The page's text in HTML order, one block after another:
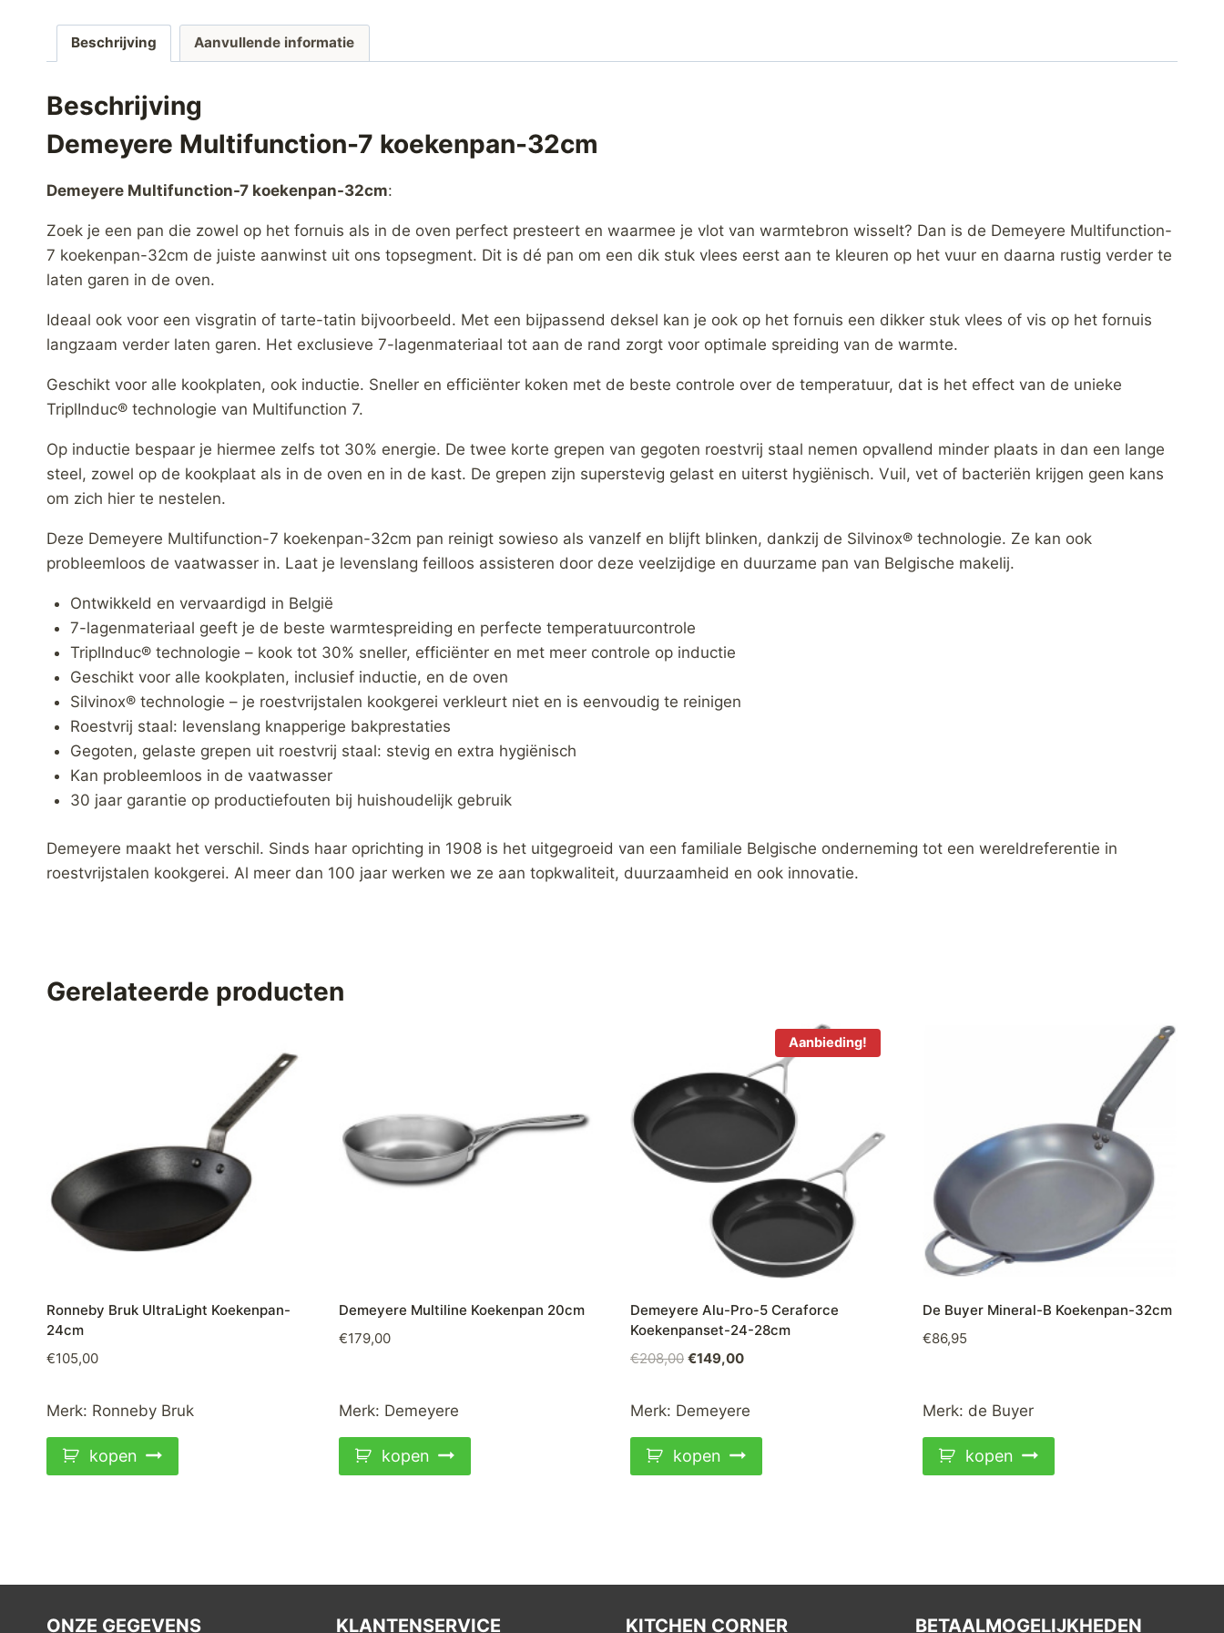
Beschrijving Aanvullende informatie
Beschrijving
Demeyere Multifunction-7 koekenpan-32cm
Demeyere Multifunction-7 koekenpan-32cm:
Zoek je een pan die zowel op het fornuis als in de oven perfect presteert en waarmee je vlot van warmtebron wisselt? Dan is de Demeyere Multifunction-
7 koekenpan-32cm de juiste aanwinst uit ons topsegment. Dit is dé pan om een dik stuk vlees eerst aan te kleuren op het vuur en daarna rustig verder te
laten garen in de oven.
Ideaal ook voor een visgratin of tarte-tatin bijvoorbeeld. Met een bijpassend deksel kan je ook op het fornuis een dikker stuk vlees of vis op het fornuis
langzaam verder laten garen. Het exclusieve 7-lagenmateriaal tot aan de rand zorgt voor optimale spreiding van de warmte.
Geschikt voor alle kookplaten, ook inductie. Sneller en efficiënter koken met de beste controle over de temperatuur, dat is het effect van de unieke
TriplInduc® technologie van Multifunction 7.
Op inductie bespaar je hiermee zelfs tot 30% energie. De twee korte grepen van gegoten roestvrij staal nemen opvallend minder plaats in dan een lange
steel, zowel op de kookplaat als in de oven en in de kast. De grepen zijn superstevig gelast en uiterst hygiënisch. Vuil, vet of bacteriën krijgen geen kans
om zich hier te nestelen.
Deze Demeyere Multifunction-7 koekenpan-32cm pan reinigt sowieso als vanzelf en blijft blinken, dankzij de Silvinox® technologie. Ze kan ook
probleemloos de vaatwasser in. Laat je levenslang feilloos assisteren door deze veelzijdige en duurzame pan van Belgische makelij.
Ontwikkeld en vervaardigd in België
7-lagenmateriaal geeft je de beste warmtespreiding en perfecte temperatuurcontrole
TriplInduc® technologie – kook tot 30% sneller, efficiënter en met meer controle op inductie
Geschikt voor alle kookplaten, inclusief inductie, en de oven
Silvinox® technologie – je roestvrijstalen kookgerei verkleurt niet en is eenvoudig te reinigen
Roestvrij staal: levenslang knapperige bakprestaties
Gegoten, gelaste grepen uit roestvrij staal: stevig en extra hygiënisch
Kan probleemloos in de vaatwasser
30 jaar garantie op productiefouten bij huishoudelijk gebruik
Demeyere maakt het verschil. Sinds haar oprichting in 1908 is het uitgegroeid van een familiale Belgische onderneming tot een wereldreferentie in
roestvrijstalen kookgerei. Al meer dan 100 jaar werken we ze aan topkwaliteit, duurzaamheid en ook innovatie.
Gerelateerde producten
Ronneby Bruk UltraLight Koekenpan-
24cm
€105,00
Merk: Ronneby Bruk
kopen
Demeyere Multiline Koekenpan 20cm
€179,00
Merk: Demeyere
kopen
Aanbieding!
Demeyere Alu-Pro-5 Ceraforce
Koekenpanset-24-28cm
€208,00 Oorspronkelijke
€208,00.
€149,00Huidige
Merk: Demeyere
kopen
De Buyer Mineral-B Koekenpan-32cm
€86,95
Merk: de Buyer
kopen
ONZE GEGEVENS KLANTENSERVICE KITCHEN CORNER BETAALMOGELIJKHEDEN